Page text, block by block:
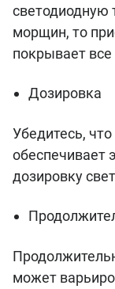
светодиодную
морщин, то
покрывает все
Дозировка
Убедитесь,
обеспечивает
дозировку
может